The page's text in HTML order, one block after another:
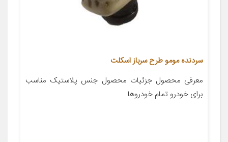
سردنده مومو طرح سرباز اسکلت
معرفی محصول جزئیات محصول جنس پلاستیک مناسب
برای خودرو تمام خودروها